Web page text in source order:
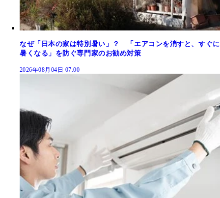
なぜ「日本の家は特別暑い」？ 「エアコンを消すと、すぐに
暑くなる」を防ぐ専門家のお勧め対策
2026年08月04日 07:00